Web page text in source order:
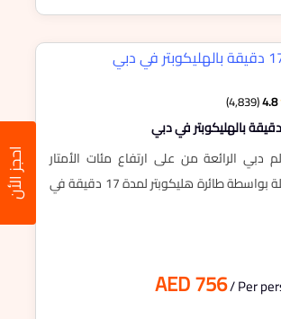
احجز الأن
4.8
(4,839)
الرائعة من على ارتفاع مئات الأمتار
فوق جزيرة النخلة بواسطة طائرة هليكوبتر لمدة 17 دقيقة في
AED 756/ Per